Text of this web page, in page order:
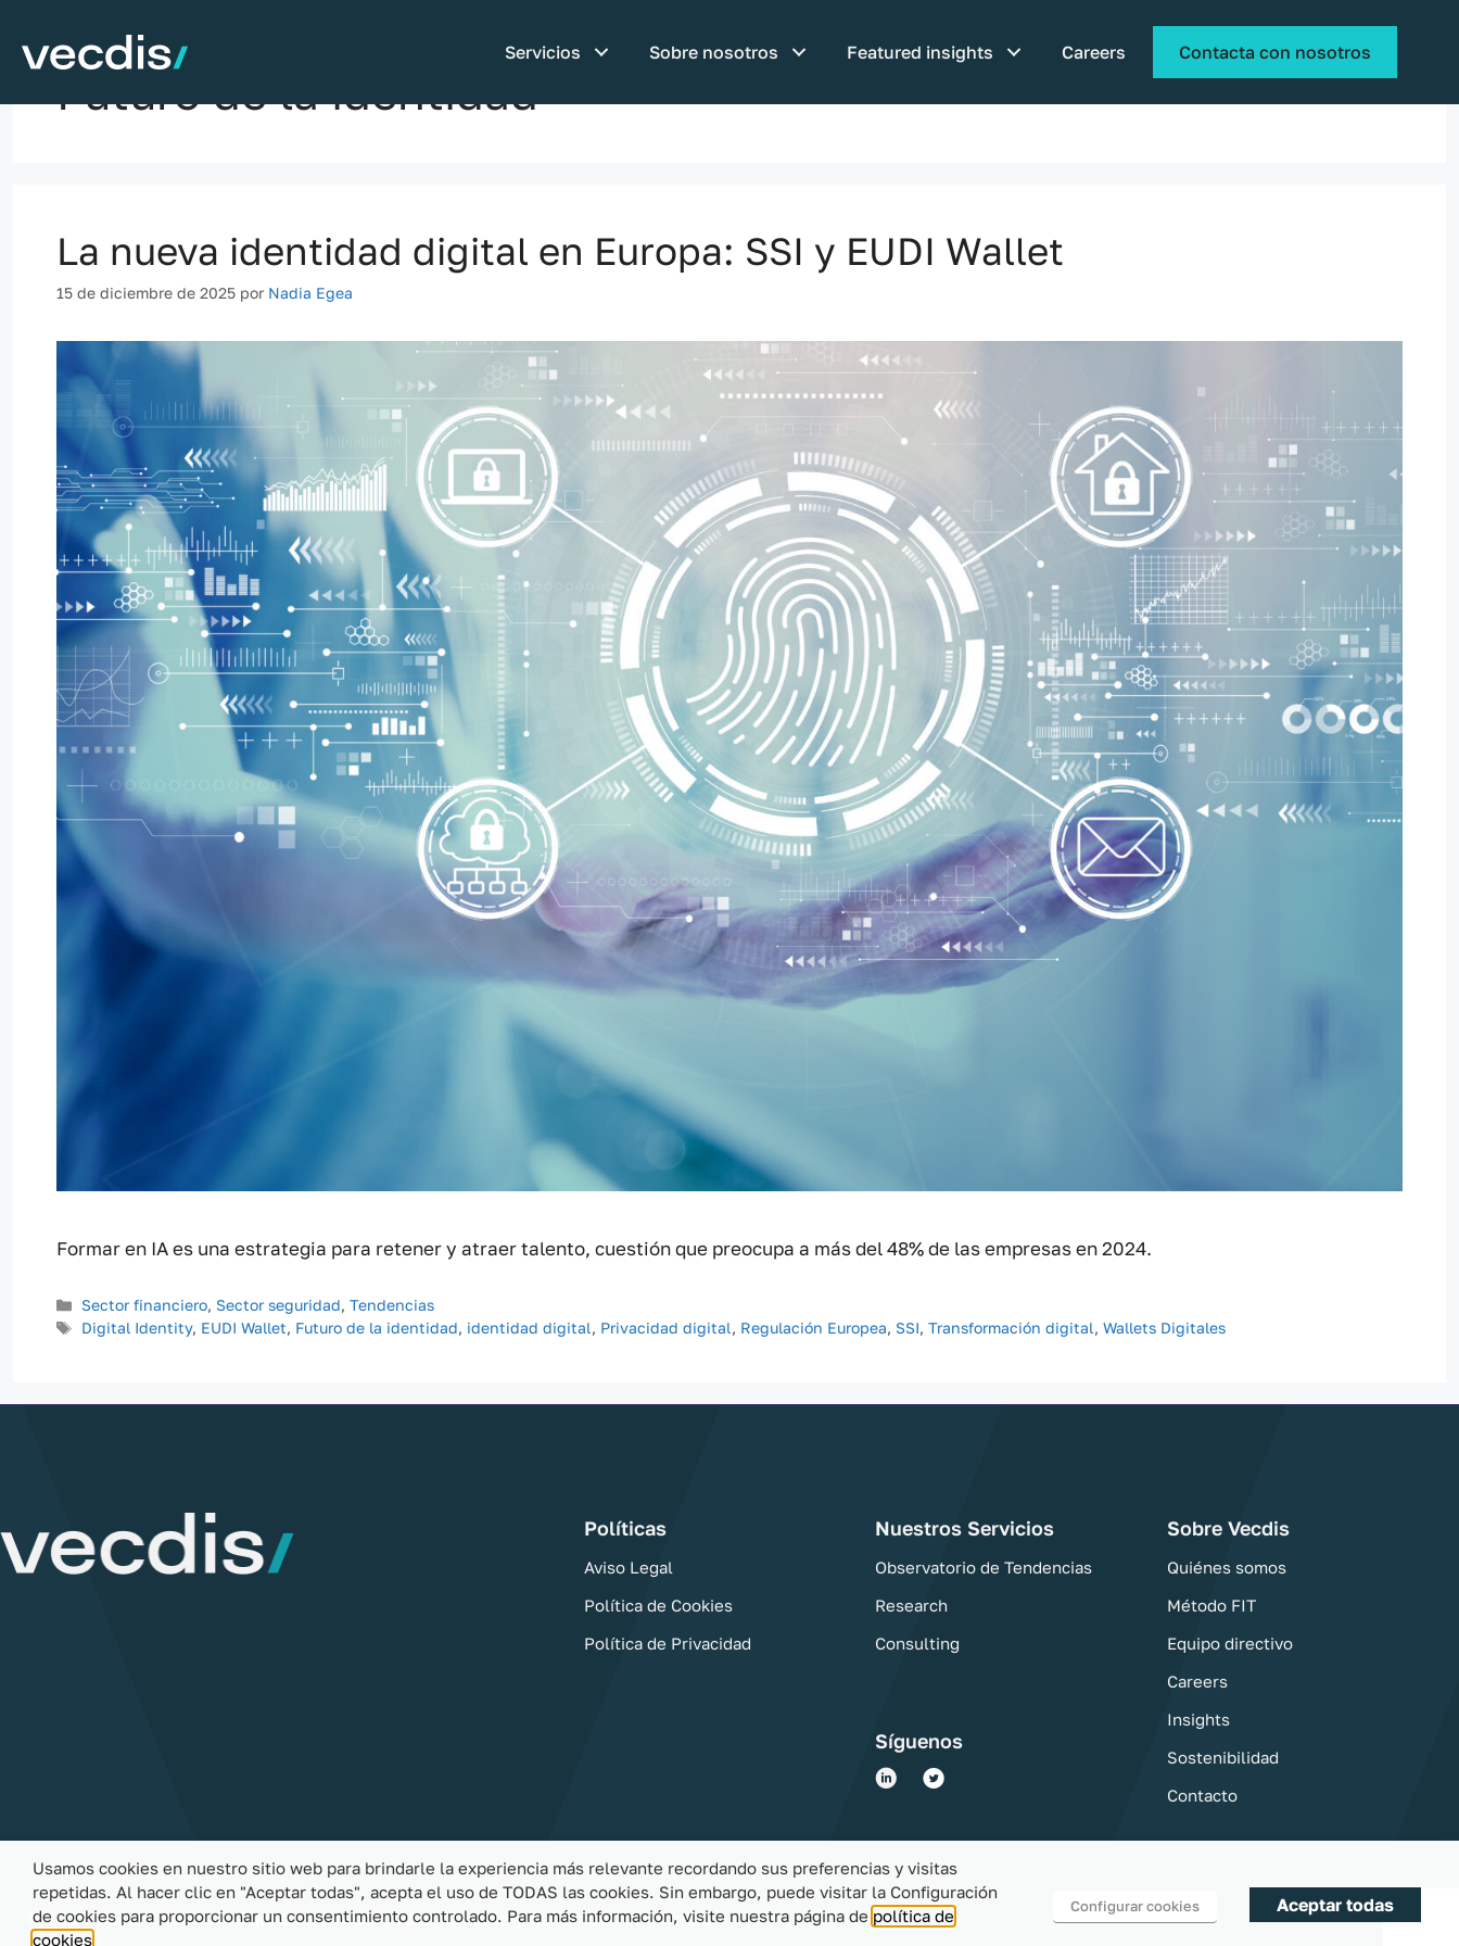
contenido
Servicios Sobre nosotros Featured insights Careers Contacta con nosotros
Futuro de la identidad
La nueva identidad digital en Europa: SSI y EUDI Wallet
15 de diciembre de 2025 por Nadia Egea
Formar en IA es una estrategia para retener y atraer talento, cuestión que preocupa a más del 48% de las empresas en 2024.
Categorías
Sector financiero, Sector seguridad,Tendencias
Etiquetas
Digital Identity, EUDI Wallet, Futuro de la identidad, identidad digital, Privacidad digital, Regulación Europea, SSI,Transformación digital,Wallets Digitales
Políticas
Aviso Legal
Política de Cookies
Política de Privacidad
Nuestros Servicios
Observatorio de Tendencias
Research
Consulting
Síguenos
Sobre Vecdis
Quiénes somos
Método FIT
Equipo directivo
Careers
Insights
Sostenibilidad
Contacto
© 2023 Vecdis. Todos los derechos reservados | Diseño y desarrollo porómibu
Usamos cookies en nuestro sitio web para brindarle la experiencia más relevante recordando sus preferencias y visitas
repetidas. Al hacer clic en "Aceptar todas", acepta el uso de TODAS las cookies. Sin embargo, puede visitar la Configuración
de cookies para proporcionar un consentimiento controlado. Para más información, visite nuestra página de política de
cookies
Configurar cookies Aceptar todas